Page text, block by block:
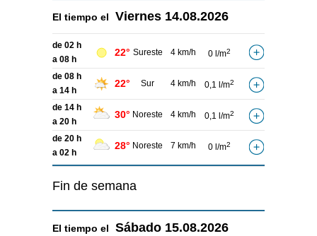
El tiempo el Viernes 14.08.2026
de 02 h
a 08 h
22° Sureste 4 km/h 0 l/m2
de 08 h
a 14 h
22° Sur 4 km/h 0,1 l/m2
de 14 h
a 20 h
30° Noreste 4 km/h 0,1 l/m2
de 20 h
a 02 h
28° Noreste 7 km/h 0 l/m2
Fin de semana
El tiempo el Sábado 15.08.2026